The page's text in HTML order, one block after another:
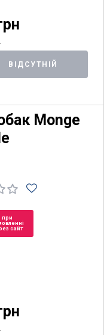
ВІДСУТНІЙ
Monge
при
сайт